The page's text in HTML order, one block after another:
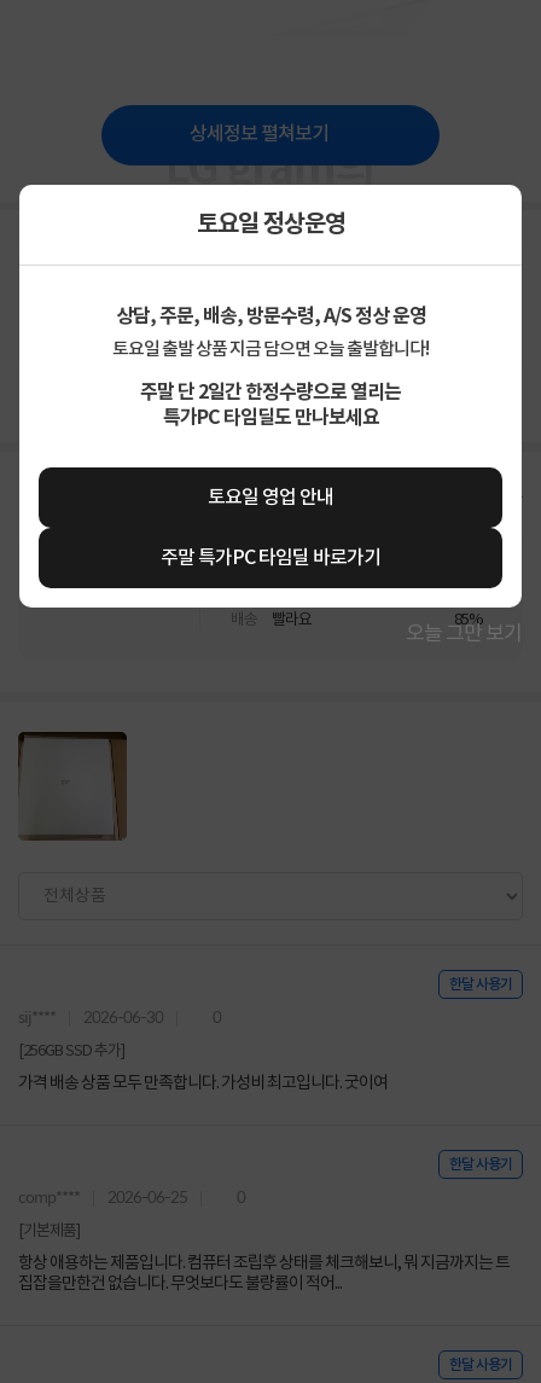
토요일 정상운영
상담, 주문, 배송, 방문수령, A/S 정상 운영
토요일 출발 상품 지금 담으면 오늘 출발합니다!
주말 단 2일간 한정수량으로 열리는
특가PC 타임딜도 만나보세요
토요일 영업 안내
주말 특가PC 타임딜 바로가기
오늘 그만 보기
상세정보 펼쳐보기
교환/반품/환불
신고 잘못된 상품정보가 있으면 알려주세요.
지금 후기쓰면 적립금 2배!
4.8 상품 만족해요
배송
빨라요 85%
한달 사용기
sij**** 2026-06-30 0
[256GB SSD 추가]
가격 배송 상품 모두 만족합니다. 가성비 최고입니다. 굿이여
한달 사용기
comp**** 2026-06-25 0
[기본제품]
항상 애용하는 제품입니다. 컴퓨터 조립후 상태를 체크해보니, 뭐 지금까지는 트
집잡을만한건 없습니다. 무엇보다도 불량률이 적어...
한달 사용기